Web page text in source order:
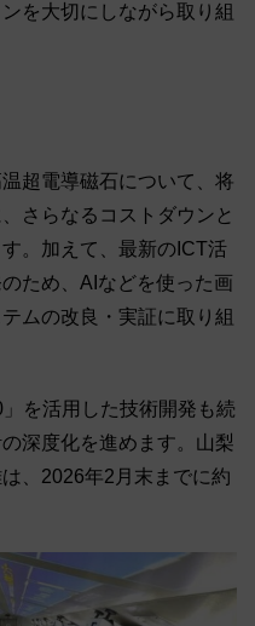
を大切にしながら取り組
超電導磁石について、将
さらなるコストダウンと
。加えて、最新のICT活
ため、AIなどを使った画
ムの改良・実証に取り組
を活用した技術開発も続
深度化を進めます。山梨
、2026年2月末までに約